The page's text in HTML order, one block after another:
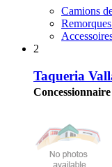
Camions
2
Taqueria